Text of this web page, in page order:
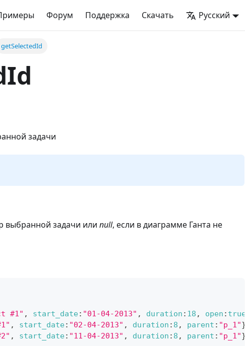
Форум Поддержка Скачать Русский
getSelectedId
задачи
выбранной задачи илиnull, если в диаграмме Ганта не
#1" , start_date: "01-04-2013" , duration : 18 , open : true
, start_date: "02-04-2013" , duration : 8 , parent : "p_1"}
, start_date: "11-04-2013" , duration : 8 , parent : "p_1"}